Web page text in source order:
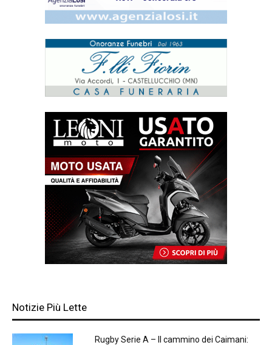
Notizie Più Lette
Rugby Serie A – Il cammino dei Caimani: